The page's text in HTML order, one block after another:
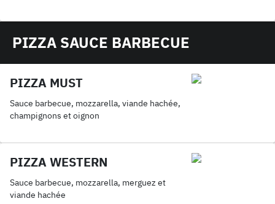
PIZZA SAUCE BARBECUE
PIZZA MUST
Sauce barbecue, mozzarella, viande hachée,
champignons et oignon
PIZZA WESTERN
Sauce barbecue, mozzarella, merguez et
viande hachée